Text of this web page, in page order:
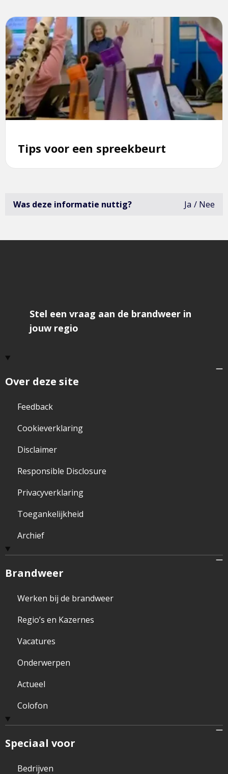
Tips voor een spreekbeurt
Lees
meer
over
Tips
voor
een
spreekbeurt
Was deze informatie nuttig? Ja Nee
Over deze site
Feedback
Cookieverklaring
Disclaimer
Responsible Disclosure
Privacyverklaring
Toegankelijkheid
Archief
Brandweer
Werken bij de brandweer
Regio’s en Kazernes
Vacatures
Onderwerpen
Actueel
Colofon
Speciaal voor
Bedrijven
Stel een vraag aan de brandweer in
jouw regio